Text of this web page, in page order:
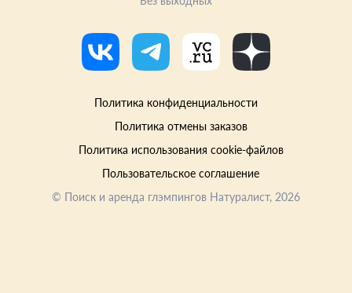
Политика конфиденциальности
Политика отмены заказов
Политика использования cookie-файлов
Пользовательское соглашение
© Поиск и аренда глэмпингов Натуралист, 2026